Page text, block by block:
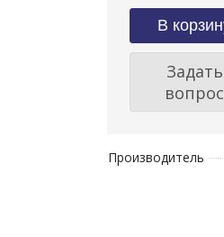
Задать
вопрос
Производитель